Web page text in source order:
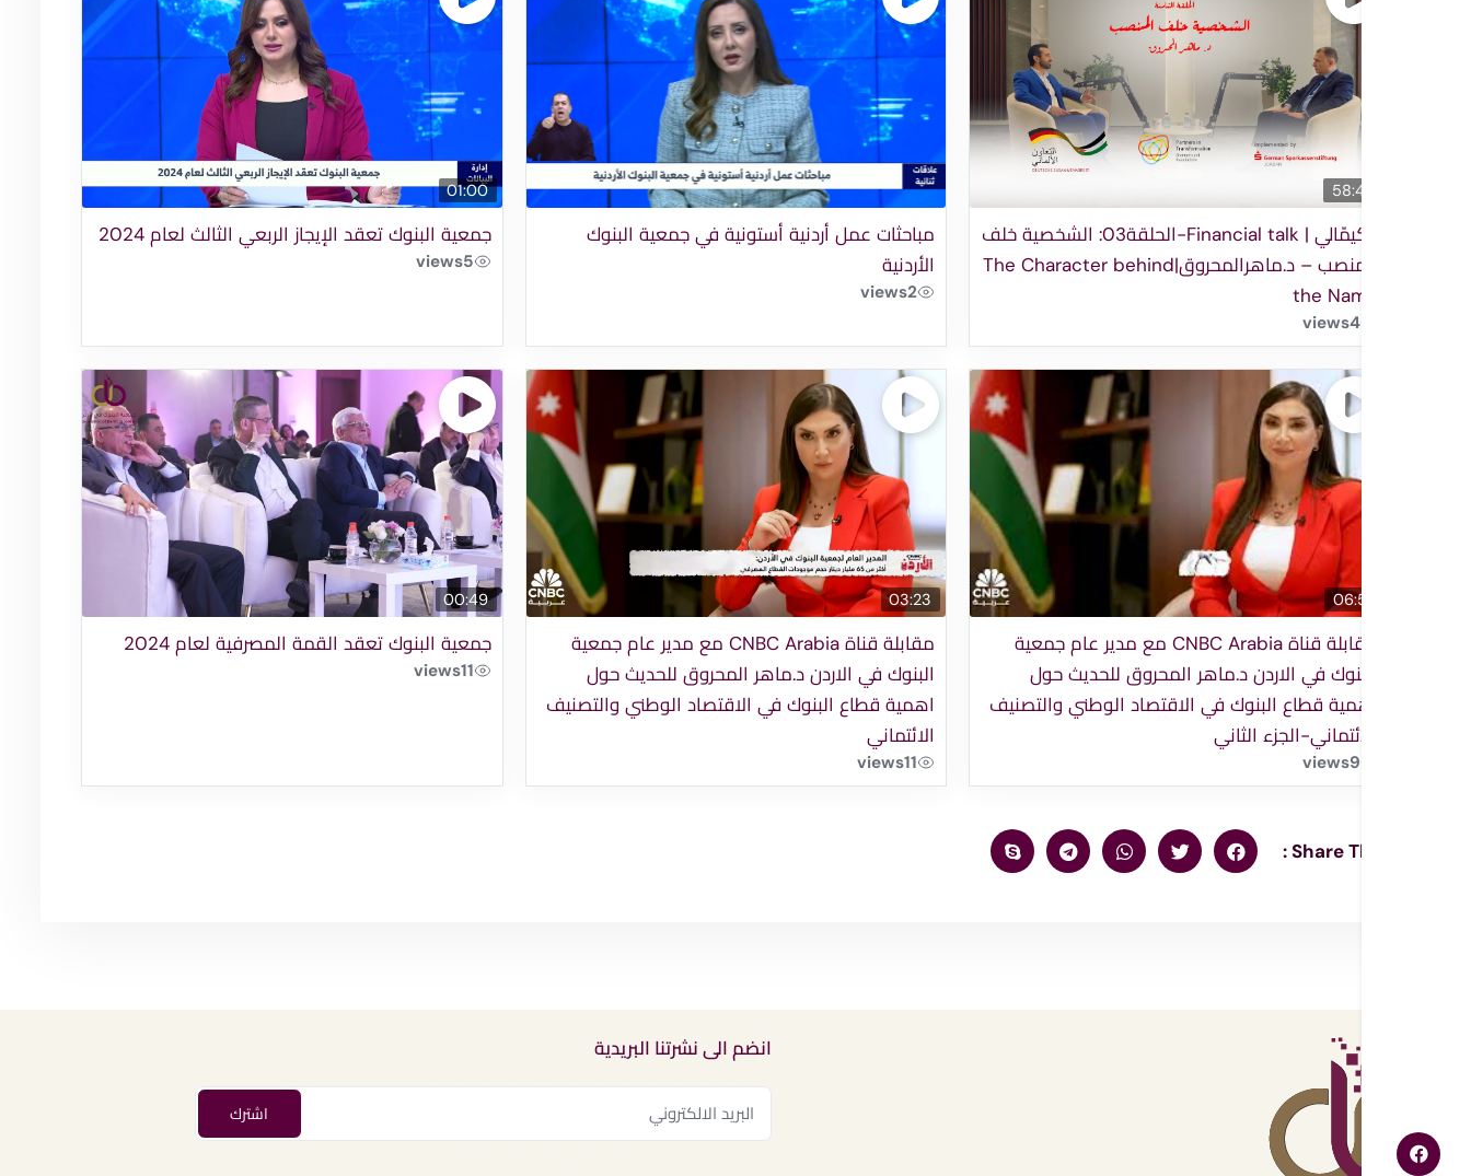
58:40
حكيمّالي | Financial talk-الحلقة03: الشخصية خلف
المنصب – د.ماهرالمحروق|The Character behind
the Name
4
views
مباحثات عمل أردنية أستونية في جمعية البنوك
الأردنية
2
views
01:00
جمعية البنوك تعقد الإيجاز الربعي الثالث لعام 2024
5
views
06:57
مقابلة قناة CNBC Arabia مع مدير عام جمعية
البنوك في الاردن د.ماهر المحروق للحديث حول
اهمية قطاع البنوك في الاقتصاد الوطني والتصنيف
الائتماني-الجزء الثاني
9
views
03:23
مقابلة قناة CNBC Arabia مع مدير عام جمعية
البنوك في الاردن د.ماهر المحروق للحديث حول
اهمية قطاع البنوك في الاقتصاد الوطني والتصنيف
الائتماني
11
views
00:49
جمعية البنوك تعقد القمة المصرفية لعام 2024
11
views
Share This :
انضم الى نشرتنا البريدية